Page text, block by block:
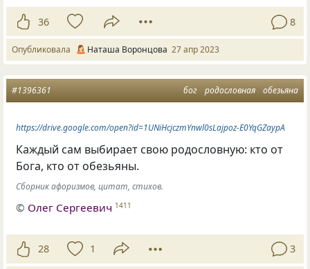
36 8
Опубликовала Наташа Воронцова 27 апр 2023
бог родословная обезьяна
#1396361
https://drive.google.com/open?id=1UNiHcjczmYnwl0sLajpoz-E0YqGZaypA
Каждый сам выбирает свою родословную: кто от
Бога, кто от обезьяны.
Сборник афоризмов, цитат, стихов.
© Олег Сергеевич 1411
28 1 3